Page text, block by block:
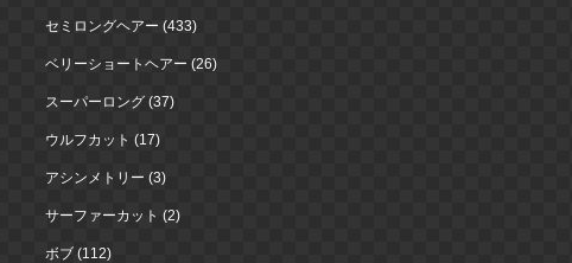
セミロングヘアー (433)
ベリーショートヘアー (26)
スーパーロング (37)
ウルフカット (17)
アシンメトリー (3)
サーファーカット (2)
ボブ (112)